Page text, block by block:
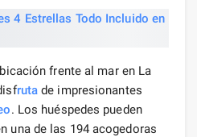
frente al mar en La
ruta de impresionantes
. Los huéspedes pueden
una de las 194 acogedoras